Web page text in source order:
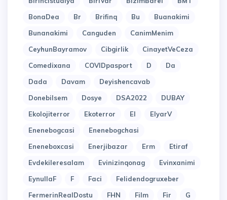
BonaDea
Br Brifinq Bu
Buanakimi
Bunanakimi
Canguden
CanimMenim
CeyhunBayramov
Cibgirlik
CinayetVeCeza
Comedixana
COVIDpasport D
Da
Dada
Davam
Deyishencavab
Donebilsem
Dosye DSA2022
DUBAY
Ekolojiterror
Ekoterror El
ElyarV
Enenebogcasi
Enenebogchasi
Eneneboxcasi
Enerjibazar Erm
Etiraf
Evdekileresalam
Evinizinqonag
Evinxanimi
EynullaF
F Faci
Felidendogruxeber
FermerinRealDostu
FHN Film Fir
G